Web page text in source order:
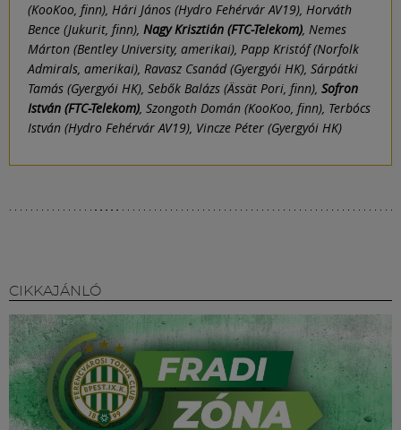
(KooKoo, finn), Hári János (Hydro Fehérvár AV19), Horváth
Bence (Jukurit, finn), Nagy Krisztián (FTC-Telekom), Nemes
Márton (Bentley University, amerikai), Papp Kristóf (Norfolk
Admirals, amerikai), Ravasz Csanád (Gyergyói HK), Sárpátki
Tamás (Gyergyói HK), Sebők Balázs (Ässät Pori, finn), Sofron
István (FTC-Telekom), Szongoth Domán (KooKoo, finn), Terbócs
István (Hydro Fehérvár AV19), Vincze Péter (Gyergyói HK)
CIKKAJÁNLÓ